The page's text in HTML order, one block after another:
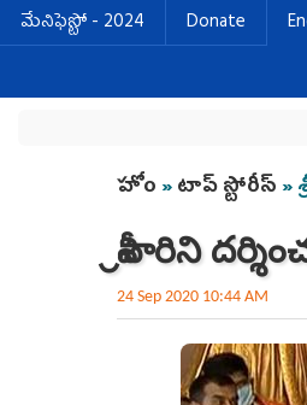
మేనిఫెస్టో - 2024
Donate
You are here
హోం »టాప్ స్టోరీస్ »
శ్రీవారిని
24 Sep 2020 10:44 AM